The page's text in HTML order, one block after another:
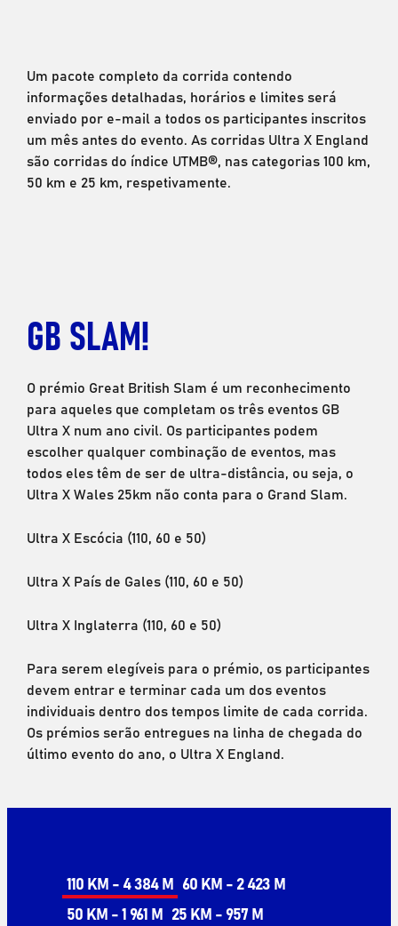
Um pacote completo da corrida contendo
informações detalhadas, horários e limites será
enviado por e-mail a todos os participantes inscritos
um mês antes do evento. As corridas Ultra X England
são corridas do índice UTMB®, nas categorias 100 km,
50 km e 25 km, respetivamente.
GB SLAM!
O prémio Great British Slam é um reconhecimento
para aqueles que completam os três eventos GB
Ultra X num ano civil. Os participantes podem
escolher qualquer combinação de eventos, mas
todos eles têm de ser de ultra-distância, ou seja, o
Ultra X Wales 25km não conta para o Grand Slam.
Ultra X Escócia (110, 60 e 50)
Ultra X País de Gales (110, 60 e 50)
Ultra X Inglaterra (110, 60 e 50)
Para serem elegíveis para o prémio, os participantes
devem entrar e terminar cada um dos eventos
individuais dentro dos tempos limite de cada corrida.
Os prémios serão entregues na linha de chegada do
último evento do ano, o Ultra X England.
110 KM - 4 384 M 60 KM - 2 423 M
50 KM - 1 961 M 25 KM - 957 M